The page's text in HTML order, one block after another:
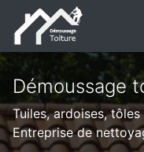
Démoussage
Tuiles, ardoises,
Entreprise de